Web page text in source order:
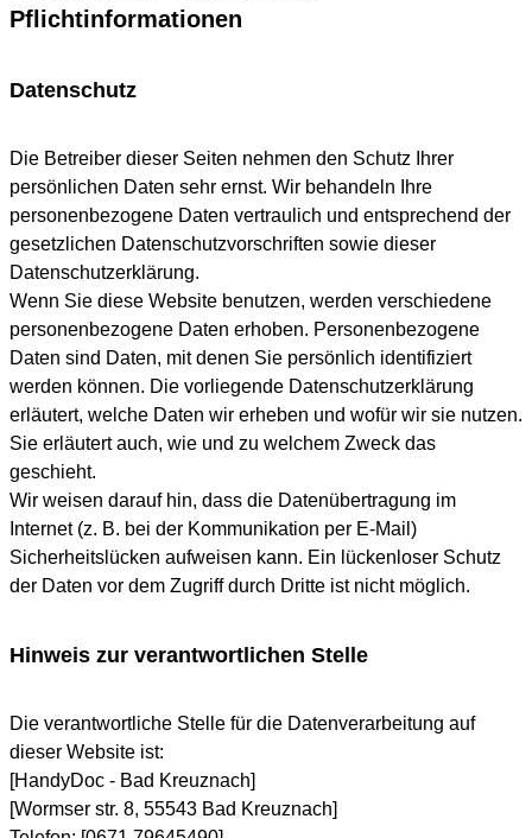
Pflichtinformationen
Datenschutz
Die Betreiber dieser Seiten nehmen den Schutz Ihrer
persönlichen Daten sehr ernst. Wir behandeln Ihre
personenbezogene Daten vertraulich und entsprechend der
gesetzlichen Datenschutzvorschriften sowie dieser
Datenschutzerklärung.
Wenn Sie diese Website benutzen, werden verschiedene
personenbezogene Daten erhoben. Personenbezogene
Daten sind Daten, mit denen Sie persönlich identifiziert
werden können. Die vorliegende Datenschutzerklärung
erläutert, welche Daten wir erheben und wofür wir sie nutzen.
Sie erläutert auch, wie und zu welchem Zweck das
geschieht.
Wir weisen darauf hin, dass die Datenübertragung im
Internet (z. B. bei der Kommunikation per E-Mail)
Sicherheitslücken aufweisen kann. Ein lückenloser Schutz
der Daten vor dem Zugriff durch Dritte ist nicht möglich.
Hinweis zur verantwortlichen Stelle
Die verantwortliche Stelle für die Datenverarbeitung auf
dieser Website ist:
[HandyDoc - Bad Kreuznach]
[Wormser str. 8, 55543 Bad Kreuznach]